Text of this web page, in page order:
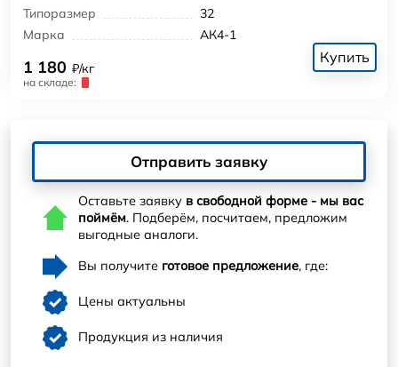
Типоразмер
32
Марка
АК4-1
1 180 ₽/кг
на складе:
Купить
Отправить заявку
Оставьте заявку в свободной форме - мы вас
поймём. Подберём, посчитаем, предложим
выгодные аналоги.
Вы получите готовое предложение, где:
Цены актуальны
Продукция из наличия